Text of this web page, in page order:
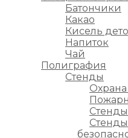
Батончики
Какао
Кисель
Напиток
Чай
Полиграфия
Стенды
Охрана